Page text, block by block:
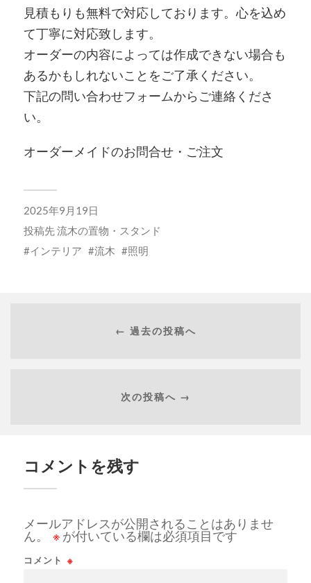
見積もりも無料で対応しております。心を込め
て丁寧に対応致します。
オーダーの内容によっては作成できない場合も
あるかもしれないことをご了承ください。
下記の問い合わせフォームからご連絡くださ
い。
オーダーメイドのお問合せ・ご注文
2025年9月19日
投稿先流木の置物・スタンド
インテリア
流木 照明
← 過去の投稿へ
次の投稿へ →
コメントを残す
メールアドレスが公開されることはありませ
ん。
※ が付いている欄は必須項目です
コメント ※